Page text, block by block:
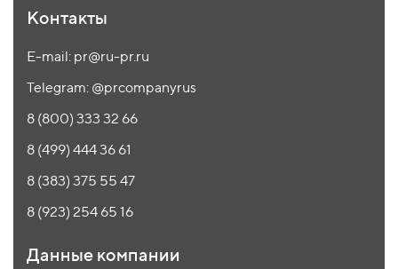
Контакты
E-mail: pr@ru-pr.ru
Telegram: @prcompanyrus
8 (800) 333 32 66
8 (499) 444 36 61
8 (383) 375 55 47
8 (923) 254 65 16
Данные компании